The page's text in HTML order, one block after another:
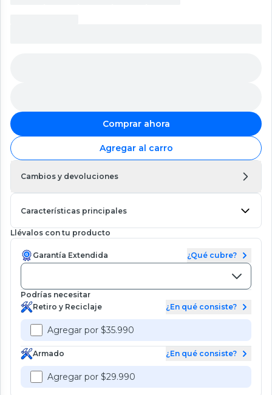
Comprar ahora
Agregar al carro
Cambios y devoluciones
Características principales
Llévalos con tu producto
Garantía Extendida ¿Qué cubre?
Podrías necesitar
Retiro y Reciclaje
¿En qué consiste?
Agregar por $35.990
Armado ¿En qué consiste?
Agregar por $29.990